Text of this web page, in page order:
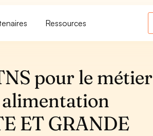
Ressources
pour le métier
alimentation
ET GRANDE